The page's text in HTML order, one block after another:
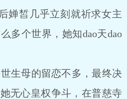
皙几乎立刻就祈求女主
多个世界，她知dao天dao
母的留恋不多，最终决
无心皇权争斗，在普慈寺